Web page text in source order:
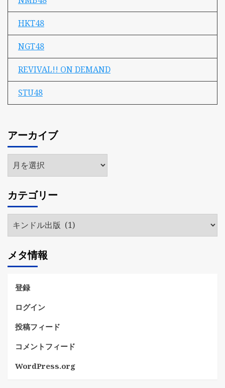
HKT48
NGT48
REVIVAL!! ON DEMAND
STU48
アーカイブ
ア
ー
イ
ブ
カテゴリー
リ
ー
メタ情報
登録
ログイン
投稿フィード
コメントフィード
WordPress.org